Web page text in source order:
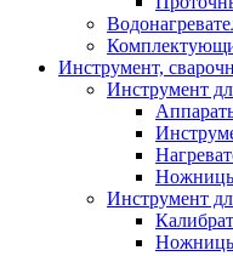
Инструмент,
Инструмент
Инструмент
Ножницы